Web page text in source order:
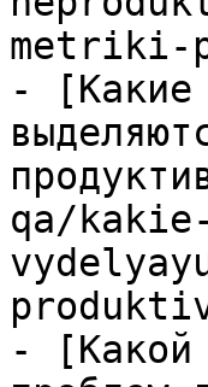
metriki-
- [Какие
qa/
- [Какой